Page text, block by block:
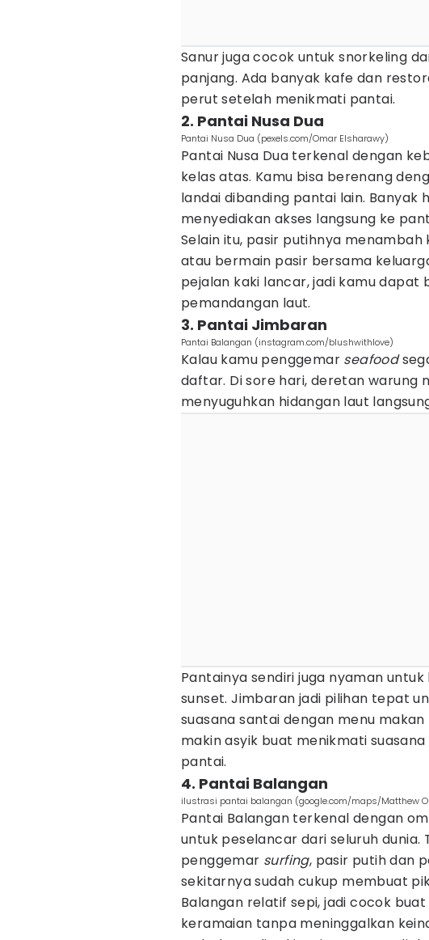
Sanur juga cocok untuk snorkeling
panjang. Ada banyak kafe dan
perut setelah menikmati pantai.
2. Pantai Nusa Dua
Pantai Nusa Dua (pexels.com/Omar Elsharawy)
Pantai Nusa Dua terkenal dengan
kelas atas. Kamu bisa berenang
landai dibanding pantai lain. Banyak
menyediakan akses langsung ke
Selain itu, pasir putihnya
atau bermain pasir bersama
pejalan kaki lancar, jadi kamu dapat
pemandangan laut.
3. Pantai Jimbaran
Pantai Balangan (instagram.com/blushwithlove)
Kalau kamu penggemar seafood
daftar. Di sore hari, deretan warung
menyuguhkan hidangan laut
Pantainya sendiri juga nyaman
sunset. Jimbaran jadi pilihan tepat
suasana santai dengan menu
makin asyik buat menikmati
pantai.
4. Pantai Balangan
ilustrasi pantai balangan (google.com/maps/Matthew
Pantai Balangan terkenal dengan
untuk peselancar dari seluruh dunia.
penggemar surfing, pasir putih dan
sekitarnya sudah cukup membuat
Balangan relatif sepi, jadi cocok
keramaian tanpa meninggalkan